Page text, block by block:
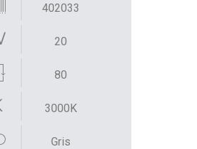
402033
20
80
3000K
Gris